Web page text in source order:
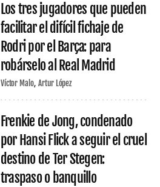
Los tres jugadores que pueden
facilitar el difícil fichaje de
Rodri por el Barça: para
robárselo al Real Madrid
Víctor Malo Artur López
Frenkie de Jong, condenado
por Hansi Flick a seguir el cruel
destino de Ter Stegen:
traspaso o banquillo